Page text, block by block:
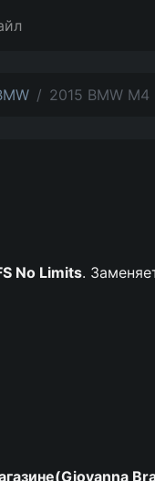
2015 BMW M4
No Limits.